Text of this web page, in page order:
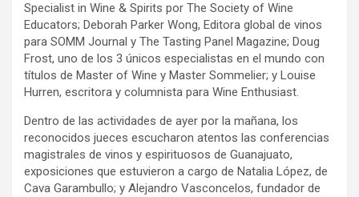
Specialist in Wine & Spirits por The Society of Wine
Educators; Deborah Parker Wong, Editora global de vinos
para SOMM Journal y The Tasting Panel Magazine; Doug
Frost, uno de los 3 únicos especialistas en el mundo con
títulos de Master of Wine y Master Sommelier; y Louise
Hurren, escritora y columnista para Wine Enthusiast.
Dentro de las actividades de ayer por la mañana, los
reconocidos jueces escucharon atentos las conferencias
magistrales de vinos y espirituosos de Guanajuato,
exposiciones que estuvieron a cargo de Natalia López, de
Cava Garambullo; y Alejandro Vasconcelos, fundador de